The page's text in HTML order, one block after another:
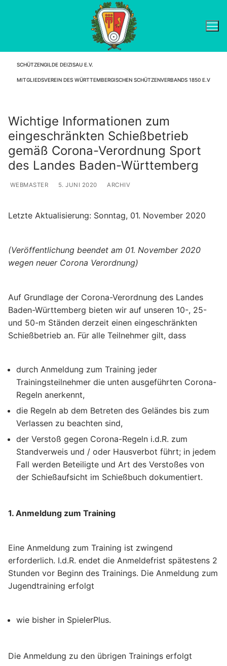
SCHÜTZENGILDE DEIZISAU E.V.
MITGLIEDSVEREIN DES WÜRTTEMBERGISCHEN SCHÜTZENVERBANDS 1850 E.V
Wichtige Informationen zum
eingeschränkten Schießbetrieb
gemäß Corona-Verordnung Sport
des Landes Baden-Württemberg
WEBMASTER 5. JUNI 2020 ARCHIV
Letzte Aktualisierung: Sonntag, 01. November 2020
(Veröffentlichung beendet am 01. November 2020
wegen neuer Corona Verordnung)
Auf Grundlage der Corona-Verordnung des Landes
Baden-Württemberg bieten wir auf unseren 10-, 25-
und 50-m Ständen derzeit einen eingeschränkten
Schießbetrieb an. Für alle Teilnehmer gilt, dass
durch Anmeldung zum Training jeder
Trainingsteilnehmer die unten ausgeführten Corona-
Regeln anerkennt,
die Regeln ab dem Betreten des Geländes bis zum
Verlassen zu beachten sind,
der Verstoß gegen Corona-Regeln i.d.R. zum
Standverweis und / oder Hausverbot führt; in jedem
Fall werden Beteiligte und Art des Verstoßes von
der Schießaufsicht im Schießbuch dokumentiert.
1. Anmeldung zum Training
Eine Anmeldung zum Training ist zwingend
erforderlich. I.d.R. endet die Anmeldefrist spätestens 2
Stunden vor Beginn des Trainings. Die Anmeldung zum
Jugendtraining erfolgt
wie bisher in SpielerPlus.
Die Anmeldung zu den übrigen Trainings erfolgt